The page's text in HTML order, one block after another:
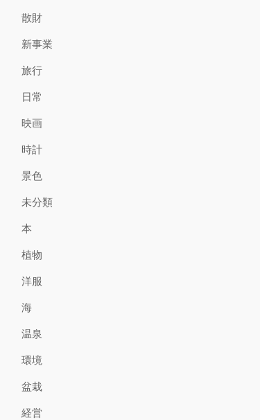
散財
新事業
旅行
日常
映画
時計
景色
未分類
本
植物
洋服
海
温泉
環境
盆栽
経営